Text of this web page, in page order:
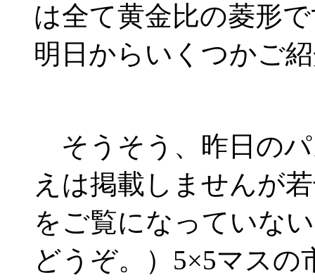
は全て黄金比の菱形
明日からいくつかご
そうそう、昨日の
えは掲載しませんが
をご覧になっていな
どうぞ。）5×5マス